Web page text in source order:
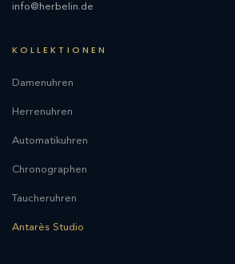
info@herbelin.de
KOLLEKTIONEN
Damenuhren
Herrenuhren
Automatikuhren
Chronographen
Taucheruhren
Antarès Studio